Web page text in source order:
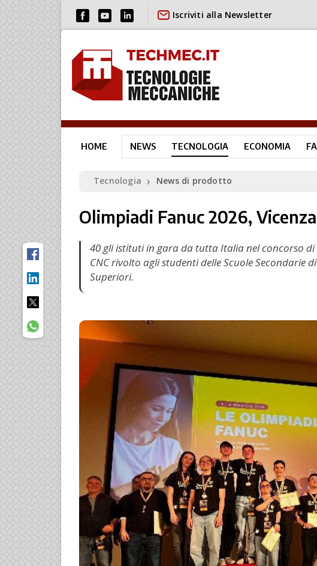
Iscriviti alla Newsletter
HOME NEWS TECNOLOGIA ECONOMIA
Tecnologia ❯ News di prodotto
Olimpiadi Fanuc 2026,
40 gli istituti in gara da tutta Italia nel concorso
CNC rivolto agli studenti delle Scuole Secondarie
Superiori.